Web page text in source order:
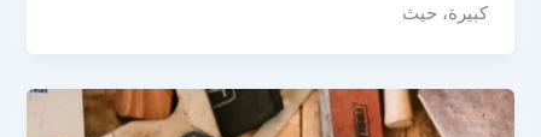
كبيرة، حيث